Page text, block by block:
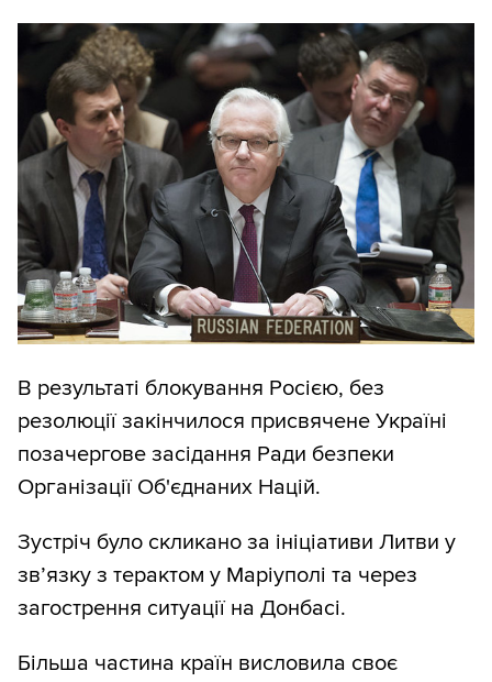
В результаті блокування Росією, без
резолюції закінчилося присвячене Україні
позачергове засідання Ради безпеки
Організації Об'єднаних Націй.
Зустріч було скликано за ініціативи Литви у
зв’язку з терактом у Маріуполі та через
загострення ситуації на Донбасі.
Більша частина країн висловила своє